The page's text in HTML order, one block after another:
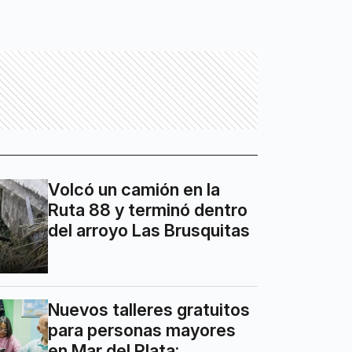
Volcó un camión en la
Ruta 88 y terminó dentro
del arroyo Las Brusquitas
Nuevos talleres gratuitos
para personas mayores